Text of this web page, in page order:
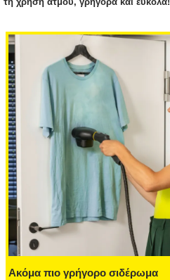
Ακόμα πιο γρήγορο σιδέρωμα